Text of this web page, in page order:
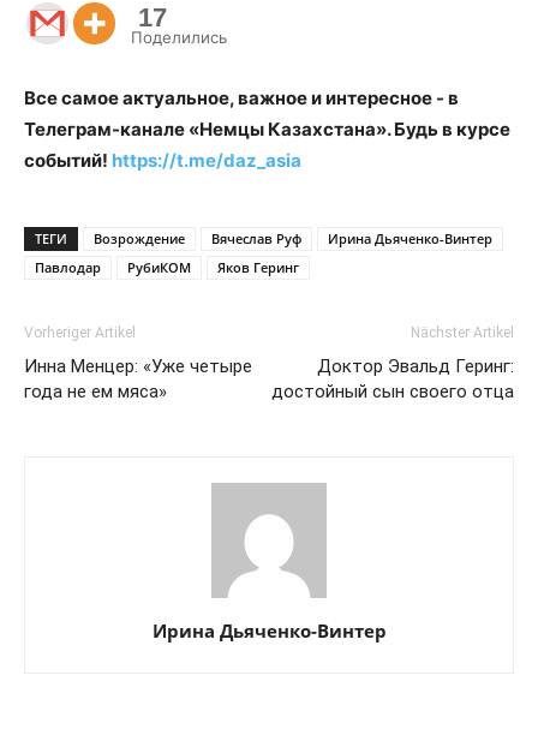
17
Поделились
Все самое актуальное, важное и интересное - в
Телеграм-канале «Немцы Казахстана». Будь в курсе
событий! https://t.me/daz_asia
ТЕГИ Возрождение Вячеслав Руф
Ирина Дьяченко-Винтер
Павлодар
РубиКОМ Яков Геринг
Vorheriger Artikel
Инна Менцер: «Уже четыре
года не ем мяса»
Nächster Artikel
Доктор Эвальд Геринг:
достойный сын своего отца
Ирина Дьяченко-Винтер